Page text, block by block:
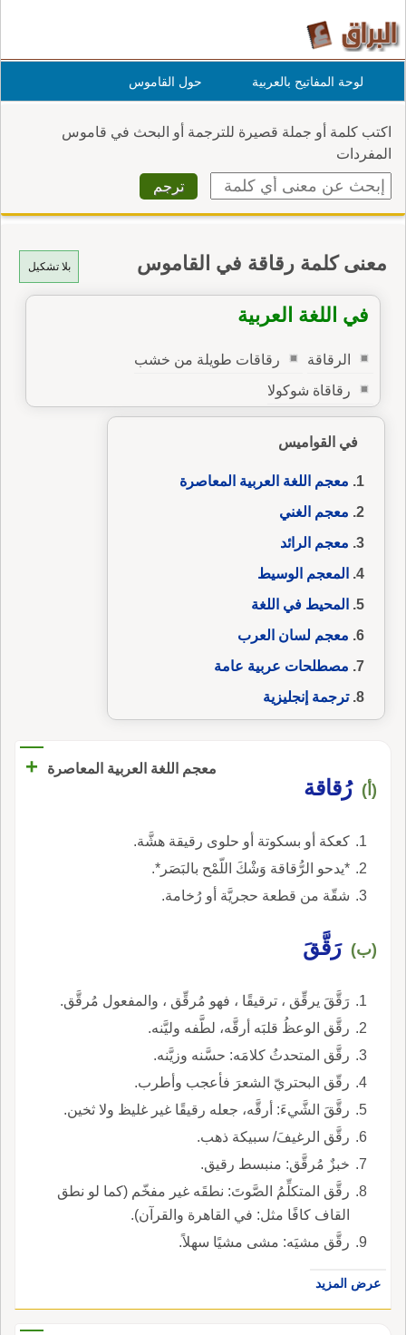
لوحة المفاتيح بالعربية حول القاموس
اكتب كلمة أو جملة قصيرة للترجمة أو البحث في قاموس
المفردات
بلا تشكيل معنى كلمة رقاقة في القاموس
في اللغة العربية
الرقاقة
رقاقات طويلة من خشب
رقاقاة شوكولا
في القواميس
معجم اللغة العربية المعاصرة
معجم الغني
معجم الرائد
المعجم الوسيط
المحيط في اللغة
معجم لسان العرب
مصطلحات عربية عامة
ترجمة إنجليزية
معجم اللغة العربية المعاصرة +
(أ) رُقاقة
كعكة أو بسكوتة أو حلوى رقيقة هشَّة.
*يدحو الرُّقاقة وَشْكَ اللّمْح بالبَصَر*.
شقّة من قطعة حجريَّة أو رُخامة.
(ب) رَقَّقَ
رَقَّقَ يرقِّق ، ترقيقًا ، فهو مُرقِّق ، والمفعول مُرقَّق.
رقَّق الوعظُ قلبَه أرقَّه، لطَّفه وليَّنه.
رقَّق المتحدثُ كلامَه: حسَّنه وزيَّنه.
رقّق البحتريّ الشعرَ فأعجب وأطرب.
رقَّقَ الشَّيءَ: أرقَّه، جعله رقيقًا غير غليظ ولا ثخين.
رقَّق الرغيفَ/ سبيكة ذهب.
خبزٌ مُرقَّق: منبسط رقيق.
رقَّق المتكلِّمُ الصَّوتَ: نطقَه غير مفخّم (كما لو نطق
القاف كافًا مثل: في القاهرة والقرآن).
رقَّق مشيَه: مشى مشيًا سهلاً.
عرض المزيد